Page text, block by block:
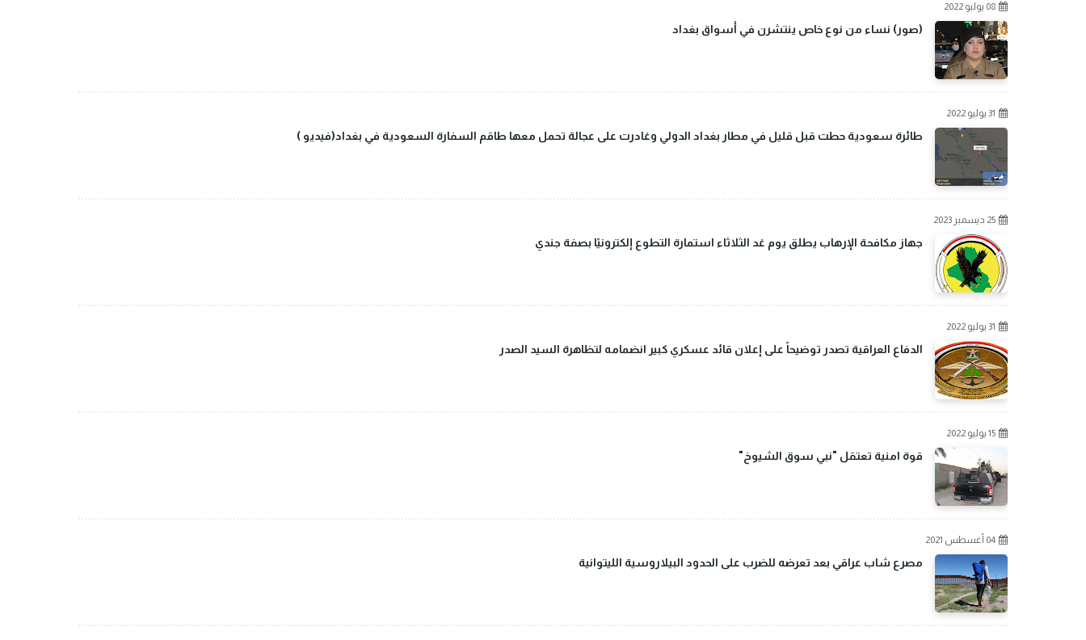
08 يوليو 2022
(صور) نساء من نوع خاص ينتشرن في أسواق بغداد
31 يوليو 2022
طائرة سعودية حطت قبل قليل في مطار بغداد الدولي وغادرت على عجالة تحمل معها طاقم السفارة السعودية في بغداد(فيديو )
25 ديسمبر 2023
جهاز مكافحة الإرهاب يطلق يوم غد الثلاثاء استمارة التطوع إلكترونيًا بصفة جندي
31 يوليو 2022
الدفاع العراقية تصدر توضيحاً على إعلان قائد عسكري كبير انضمامه لتظاهرة السيد الصدر
15 يوليو 2022
قوة امنية تعتقل "نبي سوق الشيوخ"
04 أغسطس 2021
مصرع شاب عراقي بعد تعرضه للضرب على الحدود البيلاروسية الليتوانية